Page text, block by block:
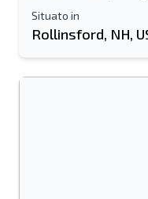
Situato in
Rollinsford, NH,